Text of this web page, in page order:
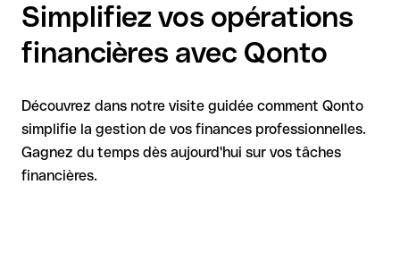
Simplifiez vos opérations
financières avec Qonto
Découvrez dans notre visite guidée comment Qonto
simplifie la gestion de vos finances professionnelles.
Gagnez du temps dès aujourd'hui sur vos tâches
financières.